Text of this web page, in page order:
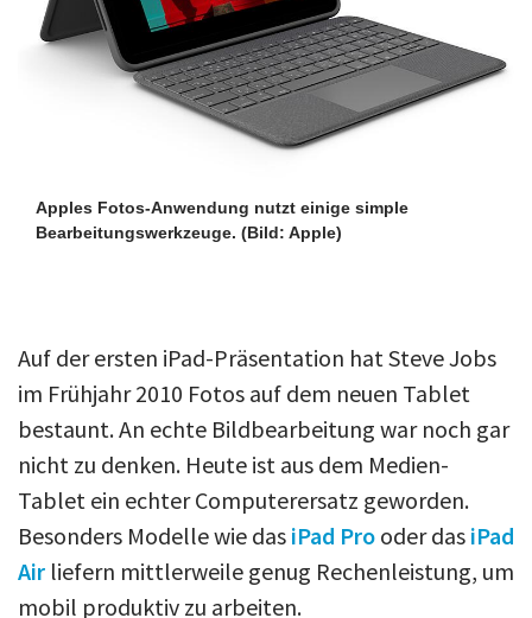
Apples Fotos-Anwendung nutzt einige simple
Bearbeitungswerkzeuge. (Bild: Apple)
Auf der ersten iPad-Präsentation hat Steve Jobs
im Frühjahr 2010 Fotos auf dem neuen Tablet
bestaunt. An echte Bildbearbeitung war noch gar
nicht zu denken. Heute ist aus dem Medien-
Tablet ein echter Computerersatz geworden.
Besonders Modelle wie das iPad Pro oder das iPad
Air liefern mittlerweile genug Rechenleistung, um
mobil produktiv zu arbeiten.